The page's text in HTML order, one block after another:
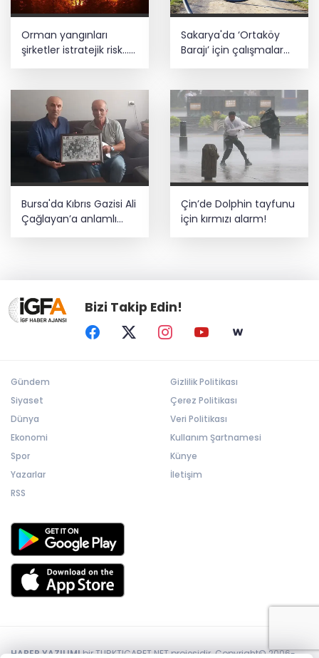
Orman yangınları
şirketler istratejik risk...
Sigorta açığı büyüyor
Sakarya'da ‘Ortaköy
Barajı’ için çalışmalar
başladı
Bursa'da Kıbrıs Gazisi Ali
Çağlayan’a anlamlı
Çin’de Dolphin tayfunu
için kırmızı alarm!
Bizi Takip Edin!
Gündem
Siyaset
Dünya
Ekonomi
Spor
Yazarlar
RSS
Gizlilik Politikası
Çerez Politikası
Veri Politikası
Kullanım Şartnamesi
Künye
İletişim
HABER YAZILIMIbir TURKTICARET.NET projesidir. Copyright© 2006-